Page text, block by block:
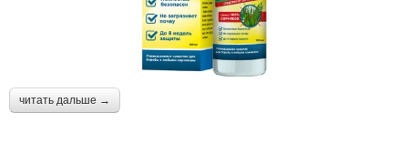
читать дальше →